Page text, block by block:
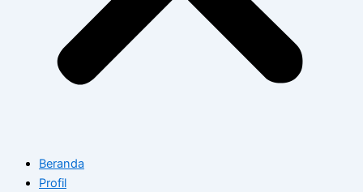
Beranda
Profil